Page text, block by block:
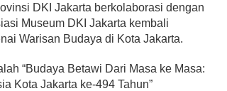
DKI Jakarta berkolaborasi dengan
Museum DKI Jakarta kembali
Warisan Budaya di Kota Jakarta.
“Budaya Betawi Dari Masa ke Masa:
Kota Jakarta ke-494 Tahun”